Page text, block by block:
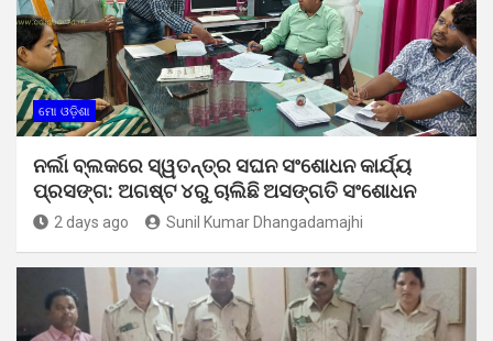
ମୋ ଓଡ଼ିଶା
ନର୍ଲା ବ୍ଲକରେ ସ୍ୱତନ୍ତ୍ର ସଘନ ସଂଶୋଧନ କାର୍ଯ୍ୟ
ପ୍ରସଙ୍ଗ: ଅଗଷ୍ଟ ୪ରୁ ଚାଲିଛି ଅସଙ୍ଗତି ସଂଶୋଧନ
2 days ago Sunil Kumar Dhangadamajhi